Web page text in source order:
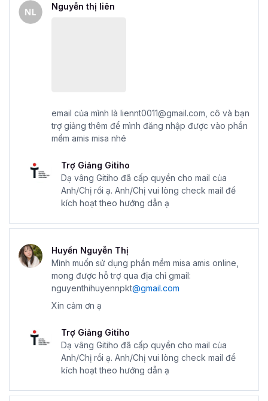
Nguyễn thị liên
email của mình là liennt0011@gmail.com, cô và bạn
trợ giảng thêm để mình đăng nhập được vào phần
mềm amis misa nhé
Trợ Giảng Gitiho
Dạ vâng Gitiho đã cấp quyền cho mail của
Anh/Chị rồi ạ. Anh/Chị vui lòng check mail để
kích hoạt theo hướng dẫn ạ
Huyền Nguyễn Thị
Mình muốn sử dụng phần mềm misa amis online,
mong được hỗ trợ qua địa chỉ gmail:
nguyenthihuyennpkt@gmail.com
Xin cảm ơn ạ
Trợ Giảng Gitiho
Dạ vâng Gitiho đã cấp quyền cho mail của
Anh/Chị rồi ạ. Anh/Chị vui lòng check mail để
kích hoạt theo hướng dẫn ạ